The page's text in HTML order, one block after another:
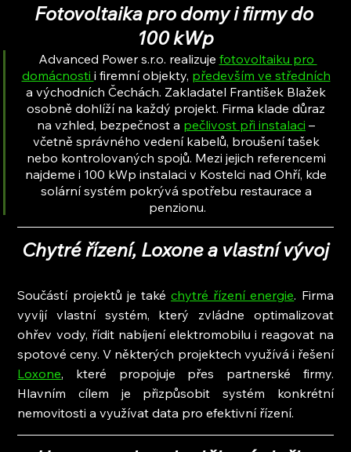
Fotovoltaika pro domy i firmy do
100 kWp
Advanced Power s.r.o. realizuje fotovoltaiku pro
domácnosti i firemní objekty, především ve středních
a východních Čechách. Zakladatel František Blažek
osobně dohlíží na každý projekt. Firma klade důraz
na vzhled, bezpečnost a pečlivost při instalaci –
včetně správného vedení kabelů, broušení tašek
nebo kontrolovaných spojů. Mezi jejich referencemi
najdeme i 100 kWp instalaci v Kostelci nad Ohří, kde
solární systém pokrývá spotřebu restaurace a
penzionu.
Chytré řízení, Loxone a vlastní vývoj
Součástí projektů je také chytré řízení energie. Firma
vyvíjí vlastní systém, který zvládne optimalizovat
ohřev vody, řídit nabíjení elektromobilu i reagovat na
spotové ceny. V některých projektech využívá i řešení
Loxone, které propojuje přes partnerské firmy.
Hlavním cílem je přizpůsobit systém konkrétní
nemovitosti a využívat data pro efektivní řízení.